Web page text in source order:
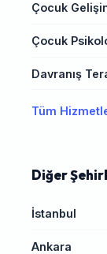
Çocuk
Çocuk
Davranış
Tüm
Diğer
İstanbul
Ankara